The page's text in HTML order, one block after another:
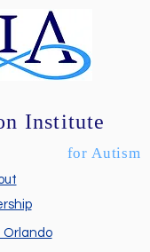
Institute
Orlando
for Autism